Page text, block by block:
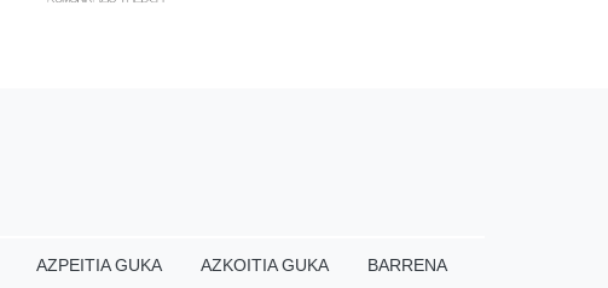
AZPEITIA GUKA AZKOITIA GUKA BARRENA